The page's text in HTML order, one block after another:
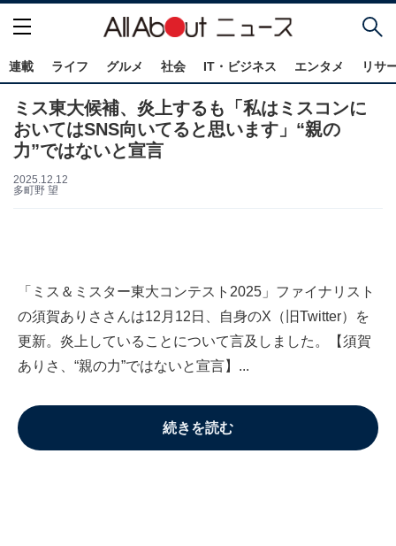
連載 ライフ グルメ 社会 IT・ビジネス エンタメ リサ
ミス東大候補、炎上するも「私はミスコンに
おいてはSNS向いてると思います」“親の
力”ではないと宣言
2025.12.12
多町野 望
「ミス＆ミスター東大コンテスト2025」ファイナリスト
の須賀ありささんは12月12日、自身のX（旧Twitter）を
更新。炎上していることについて言及しました。【須賀
ありさ、“親の力”ではないと宣言】...
続きを読む